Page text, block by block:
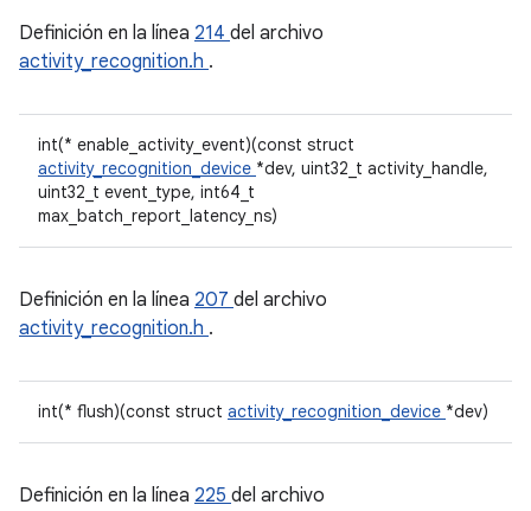
Definición en la línea 214 del archivo
activity_recognition.h .
int(* enable_activity_event)(const struct
activity_recognition_device *dev, uint32_t activity_handle,
uint32_t event_type, int64_t
max_batch_report_latency_ns)
Definición en la línea 207 del archivo
activity_recognition.h .
int(* flush)(const struct activity_recognition_device *dev)
Definición en la línea 225 del archivo